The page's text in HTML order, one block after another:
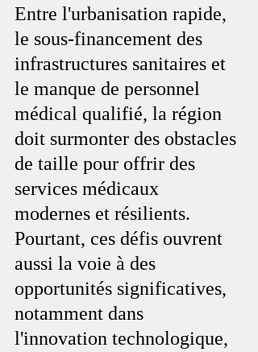
Entre l'urbanisation rapide,
le sous-financement des
infrastructures sanitaires et
le manque de personnel
médical qualifié, la région
doit surmonter des obstacles
de taille pour offrir des
services médicaux
modernes et résilients.
Pourtant, ces défis ouvrent
aussi la voie à des
opportunités significatives,
notamment dans
l'innovation technologique,